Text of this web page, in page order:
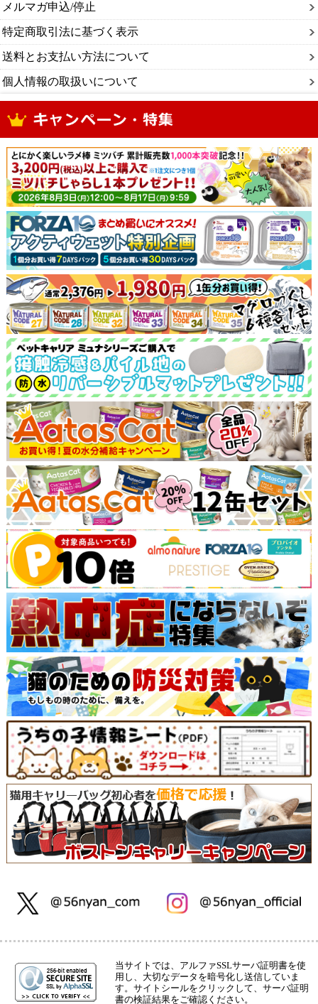
メルマガ申込/停止
特定商取引法に基づく表示
送料とお支払い方法について
個人情報の取扱いについて
当サイトでは、アルファSSLサーバ証明書を使
用し、大切なデータを暗号化し送信していま
す。サイトシールをクリックして、サーバ証明
書の検証結果をご確認ください。